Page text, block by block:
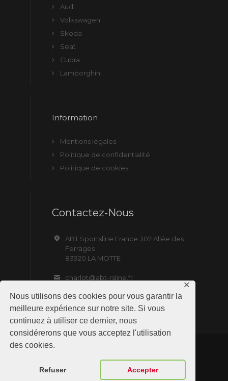
Nous utilisons des cookies pour vous garantir la
meilleure expérience sur notre site. Si vous
continuez à utiliser ce dernier, nous
considérerons que vous acceptez l'utilisation
des cookies.
Refuser Accepter
✕
Audi
Volkswagen
Skoda
Seat
Cupra
Lamborghini
Information
Mentions légales
Politique de confidentialité
Politique de cookies
Contactez-Nous
ABT Sportsline France 307 Allée des
Ferrages
83920 LA MOTTE
charlot@abt-rsline.fr
ABT Sportsline France © 2019 All Rights
Reserved. Site by NMD SAS